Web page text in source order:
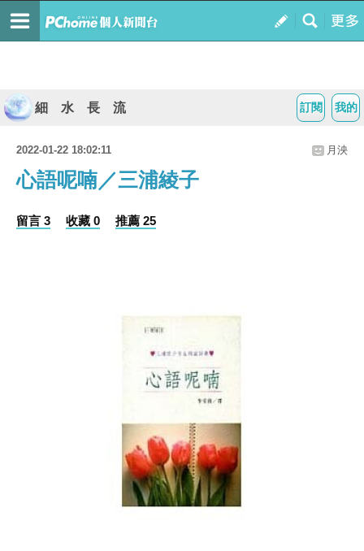
我的
訂閱
細 水 長 流
2022-01-22 18:02:11 月泱
心語呢喃／三浦綾子
留言 3 收藏 0 推薦 25